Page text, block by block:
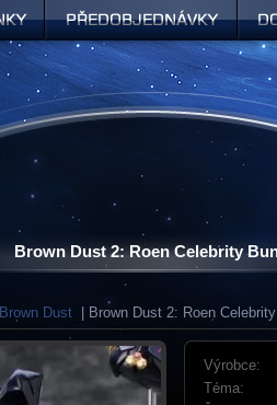
Brown Dust 2: Roen Celebrity
Brown Dust | Brown Dust 2: Roen
Výrobce:
Téma:
Předobjednávky